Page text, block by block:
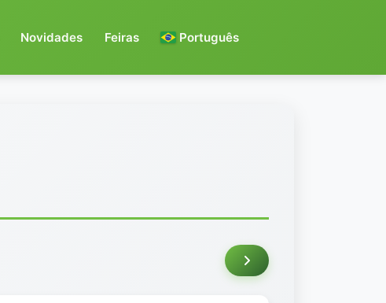
Novidades Feiras Português